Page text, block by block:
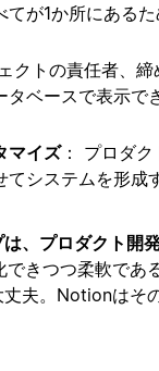
が1か所にある
クトの責任者、締
ベースで表示で
マイズ： プロダク
システムを形成
、プロダクト開
きつつ柔軟であ
夫。Notionはそ